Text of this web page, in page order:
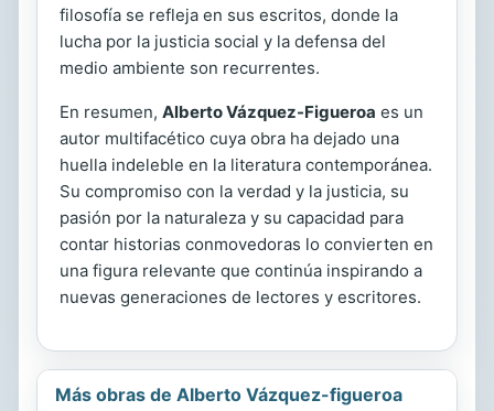
filosofía se refleja en sus escritos, donde la
lucha por la justicia social y la defensa del
medio ambiente son recurrentes.
En resumen, Alberto Vázquez-Figueroa es un
autor multifacético cuya obra ha dejado una
huella indeleble en la literatura contemporánea.
Su compromiso con la verdad y la justicia, su
pasión por la naturaleza y su capacidad para
contar historias conmovedoras lo convierten en
una figura relevante que continúa inspirando a
nuevas generaciones de lectores y escritores.
Más obras de Alberto Vázquez-figueroa